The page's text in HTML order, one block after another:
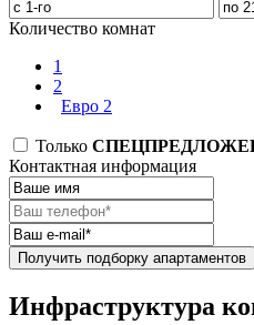
Количество комнат
1
2
Евро 2
Только
Контактная информация
Получить подборку апартаментов
Инфраструктура